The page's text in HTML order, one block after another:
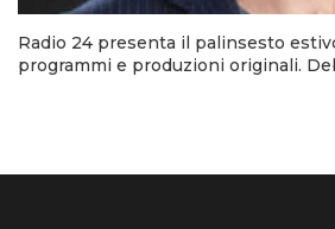
Radio 24 presenta il palinsesto
programmi e produzioni originali.